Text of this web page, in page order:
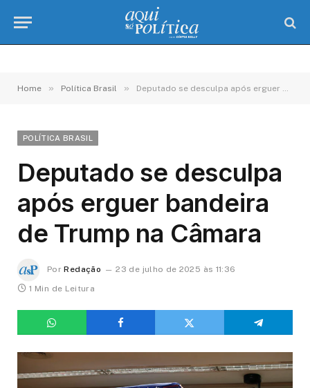
Home » Política Brasil » Deputado se desculpa após erguer bandeira de Trump na Câmara
POLÍTICA BRASIL
Deputado se desculpa
após erguer bandeira
de Trump na Câmara
Por Redação
23 de julho de 2025 às 11:36
1 Min de Leitura